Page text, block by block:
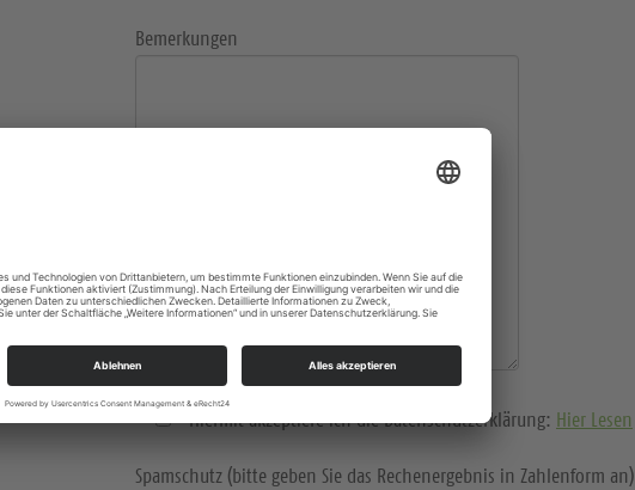
Bemerkungen
* Hiermit akzeptiere ich die Datenschutzerklärung: Hier Lesen
Bitte lasse dieses Feld leer.
Spamschutz (bitte geben Sie das Rechenergebnis in Zahlenform an)